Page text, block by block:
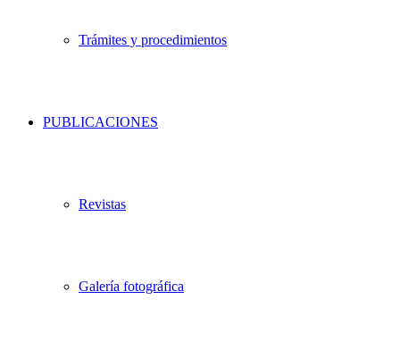
Trámites y procedimientos
PUBLICACIONES
Revistas
Galería fotográfica